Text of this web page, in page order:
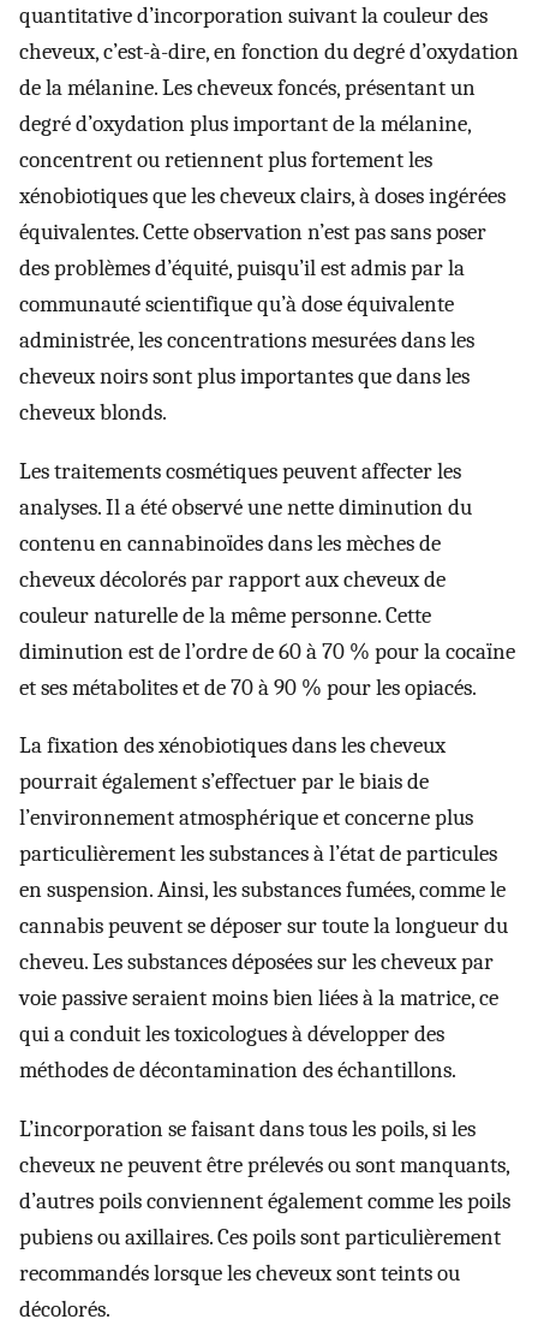
quantitative d’incorporation suivant la couleur des
cheveux, c’est-à-dire, en fonction du degré d’oxydation
de la mélanine. Les cheveux foncés, présentant un
degré d’oxydation plus important de la mélanine,
concentrent ou retiennent plus fortement les
xénobiotiques que les cheveux clairs, à doses ingérées
équivalentes. Cette observation n’est pas sans poser
des problèmes d’équité, puisqu’il est admis par la
communauté scientifique qu’à dose équivalente
administrée, les concentrations mesurées dans les
cheveux noirs sont plus importantes que dans les
cheveux blonds.
Les traitements cosmétiques peuvent affecter les
analyses. Il a été observé une nette diminution du
contenu en cannabinoïdes dans les mèches de
cheveux décolorés par rapport aux cheveux de
couleur naturelle de la même personne. Cette
diminution est de l’ordre de 60 à 70 % pour la cocaïne
et ses métabolites et de 70 à 90 % pour les opiacés.
La fixation des xénobiotiques dans les cheveux
pourrait également s’effectuer par le biais de
l’environnement atmosphérique et concerne plus
particulièrement les substances à l’état de particules
en suspension. Ainsi, les substances fumées, comme le
cannabis peuvent se déposer sur toute la longueur du
cheveu. Les substances déposées sur les cheveux par
voie passive seraient moins bien liées à la matrice, ce
qui a conduit les toxicologues à développer des
méthodes de décontamination des échantillons.
L’incorporation se faisant dans tous les poils, si les
cheveux ne peuvent être prélevés ou sont manquants,
d’autres poils conviennent également comme les poils
pubiens ou axillaires. Ces poils sont particulièrement
recommandés lorsque les cheveux sont teints ou
décolorés.